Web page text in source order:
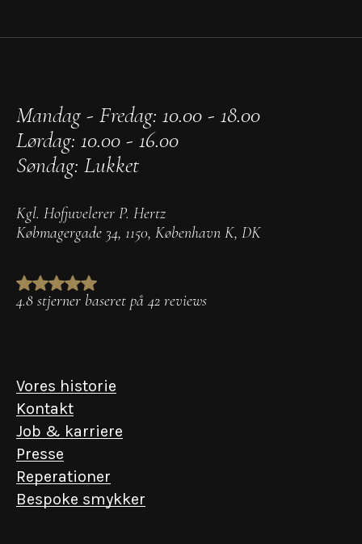
Mandag - Fredag: 10.00 - 18.00
Lørdag: 10.00 - 16.00
Søndag: Lukket
Kgl. Hofjuvelerer P. Hertz
Købmagergade 34, 1150, København K, DK
4.8 stjerner baseret på 42 reviews
Vores historie
Kontakt
Job & karriere
Presse
Reperationer
Bespoke smykker